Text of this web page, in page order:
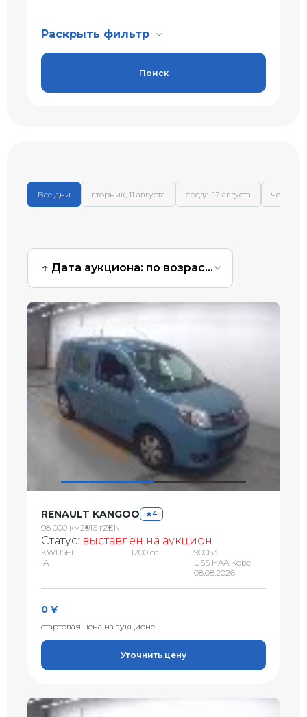
Раскрыть фильтр
Поиск
Все дни вторник, 11 августа среда, 12 августа четверг,
↑ Дата аукциона: по возрастанию
RENAULT KANGOO 4
98 000 км2016 гZEN
Статус: выставлен на аукцион
KWH5F1
IA
1200 сс
90083
USS HAA Kobe
08.08.2026
0 ¥
стартовая цена на аукционе
Уточнить цену